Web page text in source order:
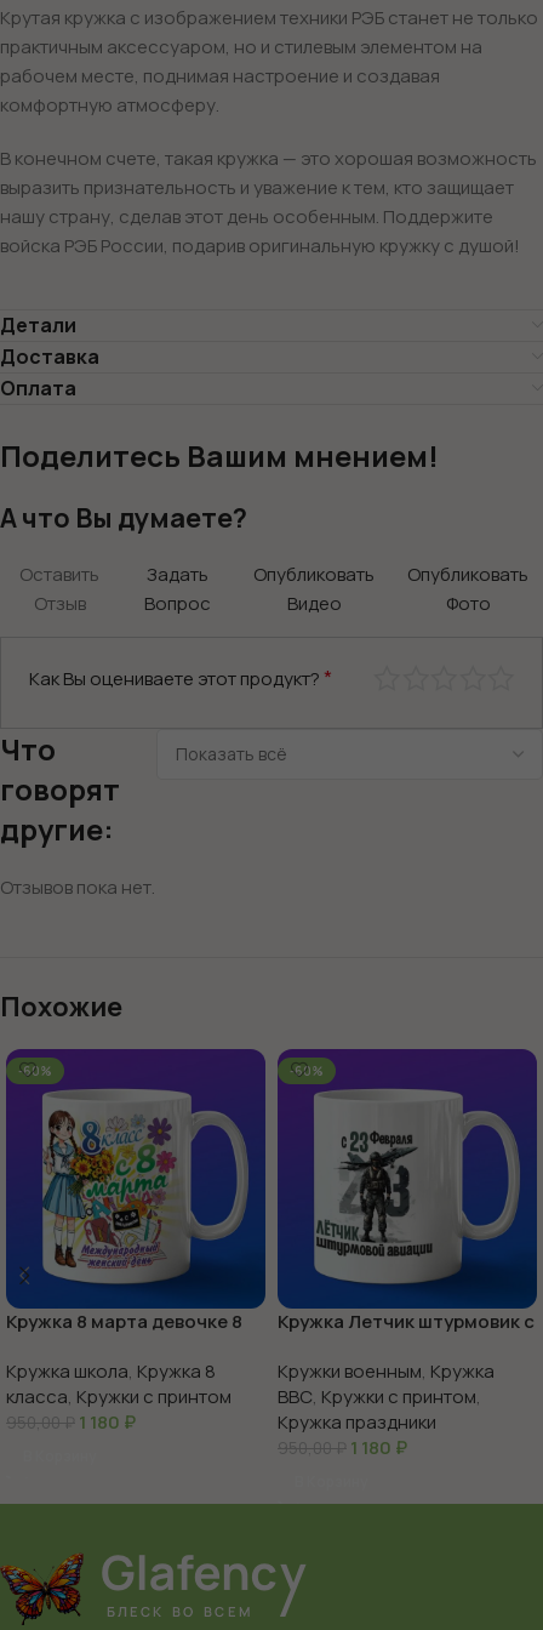
Крутая кружка с изображением техники РЭБ станет не только
практичным аксессуаром, но и стилевым элементом на
рабочем месте, поднимая настроение и создавая
комфортную атмосферу.
В конечном счете, такая кружка — это хорошая возможность
выразить признательность и уважение к тем, кто защищает
нашу страну, сделав этот день особенным. Поддержите
войска РЭБ России, подарив оригинальную кружку с душой!
Детали
Доставка
Оплата
Поделитесь Вашим мнением!
А что Вы думаете?
Оставить
Отзыв
Задать
Вопрос
Опубликовать
Видео
Опубликовать
Фото
Как Вы оцениваете этот продукт? *
Что
говорят
другие:
Отзывов пока нет.
Похожие
-60%
Кружка 8 марта девочке 8
Кружка школа, Кружка 8
класса, Кружки с принтом
950,00₽ 1 180 ₽
-60%
Кружка Летчик штурмовик с
Кружки военным, Кружка
ВВС, Кружки с принтом,
Кружка праздники
950,00₽ 1 180 ₽